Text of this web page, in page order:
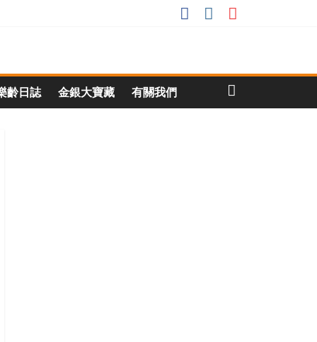
齡日誌 金銀大寶藏 有關我們